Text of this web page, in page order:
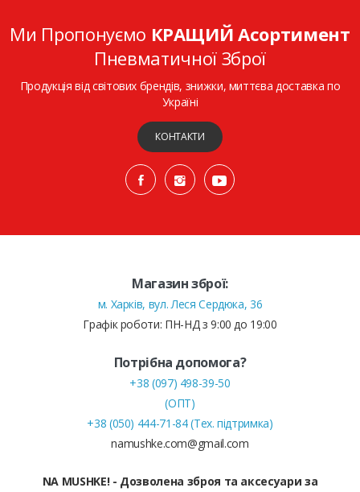
Ми Пропонуємо КРАЩИЙ Асортимент
Пневматичної Зброї
Продукція від світових брендів, знижки, миттєва доставка по
Україні
КОНТАКТИ
Магазин зброї:
м. Харків, вул. Леся Сердюка, 36
Графік роботи: ПН-НД з 9:00 до 19:00
Потрібна допомога?
+38 (097) 498-39-50
(ОПТ)
+38 (050) 444-71-84 (Тех. підтримка)
namushke.com@gmail.com
NA MUSHKE! - Дозволена зброя та аксесуари за